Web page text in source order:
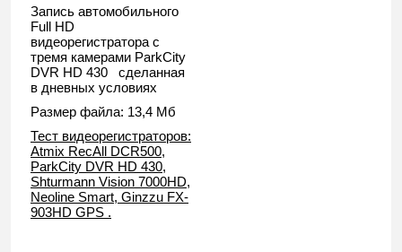
Запись автомобильного
Full HD
видеорегистратора c
тремя камерами ParkCity
DVR HD 430 сделанная
в дневных условиях
Размер файла: 13,4 Мб
Тест видеорегистраторов:
Atmix RecAll DCR500,
ParkCity DVR HD 430,
Shturmann Vision 7000HD,
Neoline Smart, Ginzzu FX-
903HD GPS .